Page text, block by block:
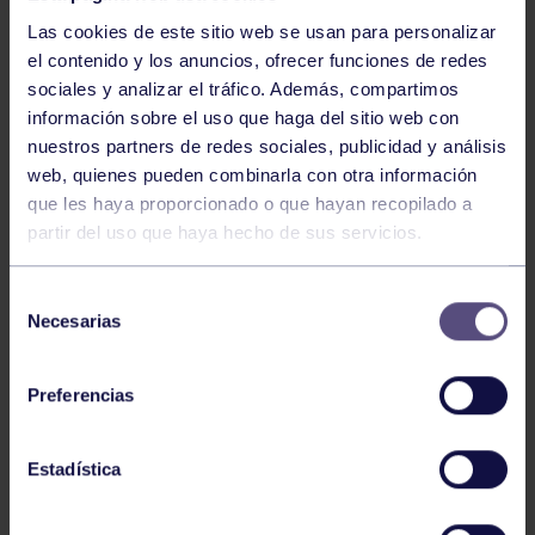
Las cookies de este sitio web se usan para personalizar
el contenido y los anuncios, ofrecer funciones de redes
sociales y analizar el tráfico. Además, compartimos
información sobre el uso que haga del sitio web con
nuestros partners de redes sociales, publicidad y análisis
web, quienes pueden combinarla con otra información
que les haya proporcionado o que hayan recopilado a
partir del uso que haya hecho de sus servicios.
Necesarias
Preferencias
Estadística
Baloncesto
ÚLTIMOS RESULTADOS DE LA SECCIÓN
Baloncesto